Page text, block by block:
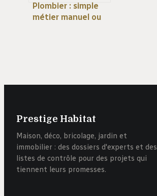
Plombier : simple
métier manuel ou
Prestige Habitat
Maison, déco, bricolage, jardin et
immobilier : des dossiers d'experts et des
listes de contrôle pour des projets qui
tiennent leurs promesses.